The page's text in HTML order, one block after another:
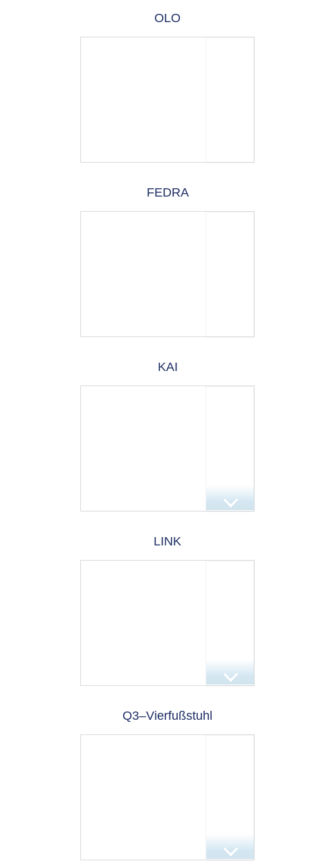
OLO
FEDRA
KAI
LINK
Q3–Vierfußstuhl